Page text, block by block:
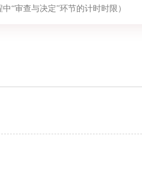
“审查与决定”环节的计时时限）